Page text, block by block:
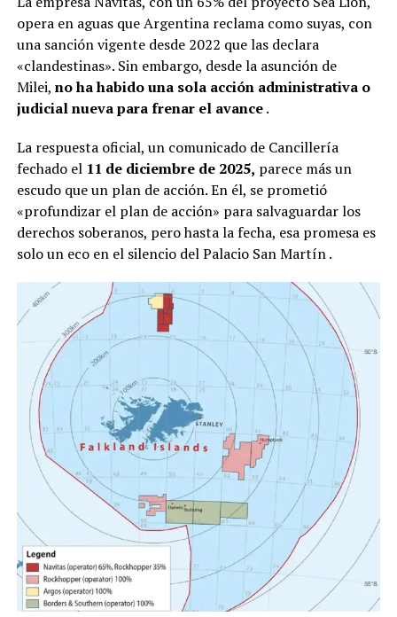
opera en aguas que Argentina reclama como suyas, con
una sanción vigente desde 2022 que las declara
«clandestinas». Sin embargo, desde la asunción de
Milei, no ha habido una sola acción administrativa o
judicial nueva para frenar el avance.
La respuesta oficial, un comunicado de Cancillería
fechado el 11 de diciembre de 2025, parece más un
escudo que un plan de acción. En él, se prometió
«profundizar el plan de acción» para salvaguardar los
derechos soberanos, pero hasta la fecha, esa promesa es
solo un eco en el silencio del Palacio San Martín.